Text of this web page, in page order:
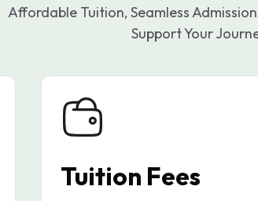
Affordable Tuition, Seamless
Support Your
Tuition Fees